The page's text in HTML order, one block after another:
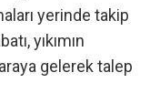
yerinde takip
yıkımın
gelerek talep